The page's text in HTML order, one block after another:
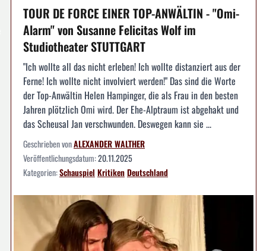
TOUR DE FORCE EINER TOP-ANWÄLTIN - "Omi-
Alarm" von Susanne Felicitas Wolf im
Studiotheater STUTTGART
"Ich wollte all das nicht erleben! Ich wollte distanziert aus der
Ferne! Ich wollte nicht involviert werden!" Das sind die Worte
der Top-Anwältin Helen Hampinger, die als Frau in den besten
Jahren plötzlich Omi wird. Der Ehe-Alptraum ist abgehakt und
das Scheusal Jan verschwunden. Deswegen kann sie ...
Geschrieben vonALEXANDER WALTHER
Veröffentlichungsdatum:20.11.2025
Kategorien:Schauspiel KritikenDeutschland